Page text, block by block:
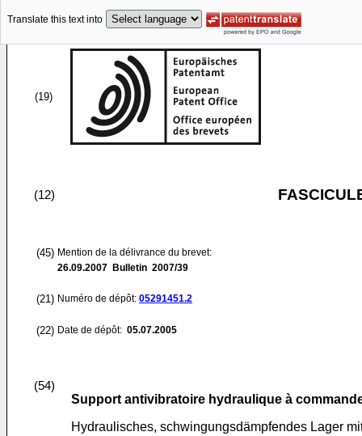
Translate this text into
(19)
(12)
(45) Mention de la délivrance du brevet:
26.09.2007 Bulletin 2007/39
(21) Numéro de dépôt: 05291451.2
(22) Date de dépôt: 05.07.2005
(54)
Support antivibratoire hydraulique à
Hydraulisches, schwingungsdämpfendes Lager